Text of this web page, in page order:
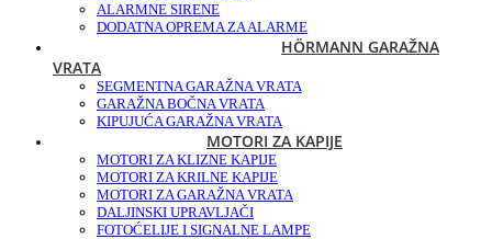
ALARMNE SIRENE
DODATNA OPREMA ZA ALARME
HÖRMANN GARAŽNA
VRATA
SEGMENTNA GARAŽNA VRATA
GARAŽNA BOČNA VRATA
KIPUJUĆA GARAŽNA VRATA
MOTORI ZA KAPIJE
MOTORI ZA KLIZNE KAPIJE
MOTORI ZA KRILNE KAPIJE
MOTORI ZA GARAŽNA VRATA
DALJINSKI UPRAVLJAČI
FOTOĆELIJE I SIGNALNE LAMPE